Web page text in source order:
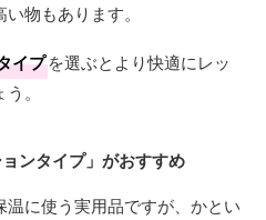
物もあります。
イプを選ぶとより快適にレッ
。
ンタイプ」がおすすめ
に使う実用品ですが、かとい